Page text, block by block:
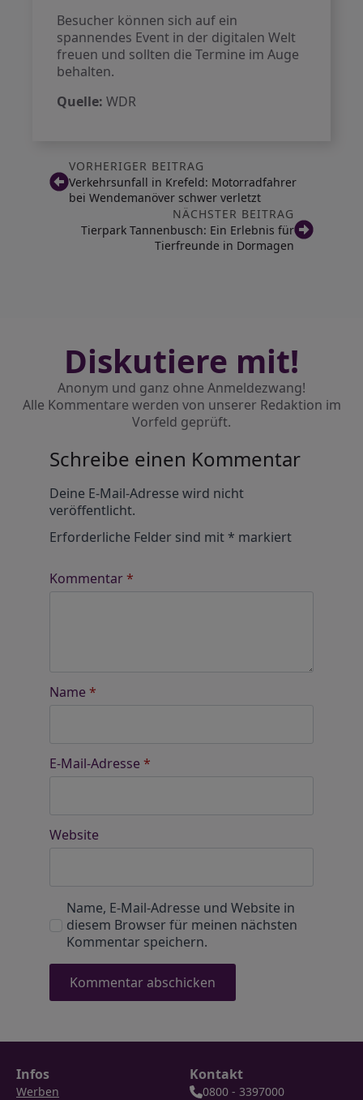
Besucher können sich auf ein
spannendes Event in der digitalen Welt
freuen und sollten die Termine im Auge
behalten.
Quelle: WDR
VORHERIGER BEITRAG
Verkehrsunfall in Krefeld: Motorradfahrer
bei Wendemanöver schwer verletzt
NÄCHSTER BEITRAG
Tierpark Tannenbusch: Ein Erlebnis für
Tierfreunde in Dormagen
Diskutiere mit!
Anonym und ganz ohne Anmeldezwang!
Alle Kommentare werden von unserer Redaktion im
Vorfeld geprüft.
Schreibe einen Kommentar
Deine E-Mail-Adresse wird nicht
veröffentlicht.
Erforderliche Felder sind mit* markiert
Kommentar*
Name *
E-Mail-Adresse *
Website
Name, E-Mail-Adresse und Website in
diesem Browser für meinen nächsten
Kommentar speichern.
Infos
Werben
Kontakt
0800 - 3397000